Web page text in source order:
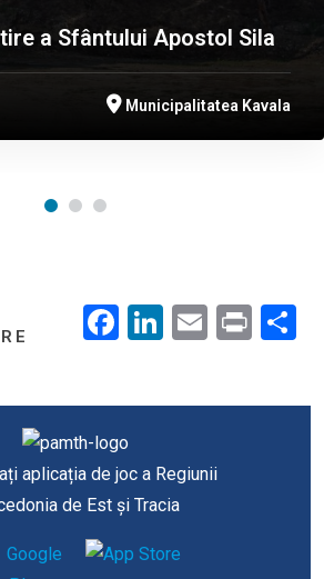
a Sfântului Apostol Sila
Municipalitatea Kavala
Facebook
LinkedIn
EmailPrint
aplicația de joc a Regiunii
de Est și Tracia